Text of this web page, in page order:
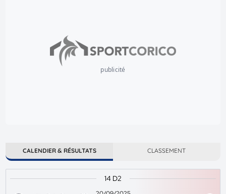
publicité
CALENDIER & RÉSULTATS CLASSEMENT
14 D2